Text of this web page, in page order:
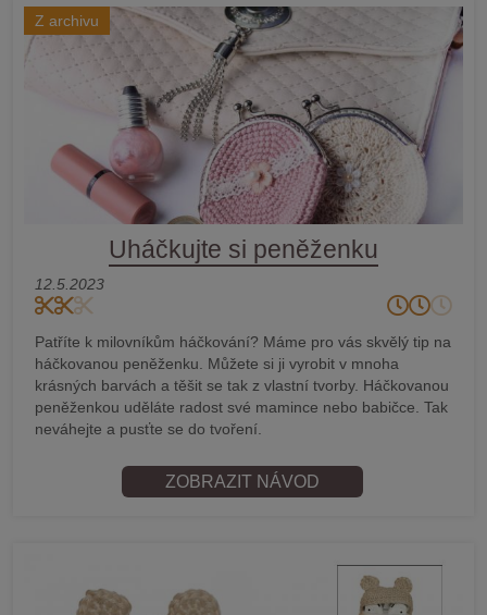
Z archivu
Uháčkujte si peněženku
12.5.2023
Patříte k milovníkům háčkování? Máme pro vás skvělý tip na
háčkovanou peněženku. Můžete si ji vyrobit v mnoha
krásných barvách a těšit se tak z vlastní tvorby. Háčkovanou
peněženkou uděláte radost své mamince nebo babičce. Tak
neváhejte a pusťte se do tvoření.
ZOBRAZIT NÁVOD